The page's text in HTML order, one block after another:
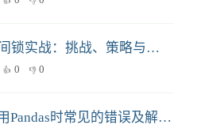
多重签名与时间锁实战：挑战、策略与避坑指南
0 0
在Python中使用Pandas时常见的错误及解决方法